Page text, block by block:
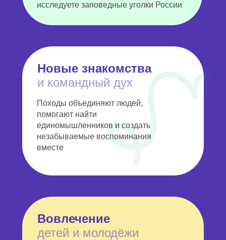
исследуете заповедные уголки России
Новые знакомства
и командный дух
Походы объединяют людей,
помогают найти
единомышленников и создать
незабываемые воспоминания
вместе
Вовлечение
детей и молодёжи